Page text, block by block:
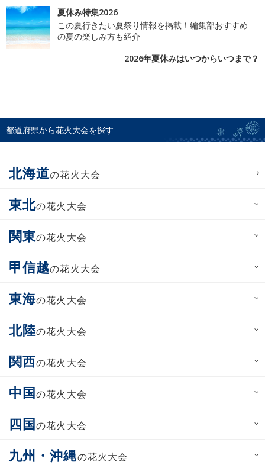
夏休み特集2026
この夏行きたい夏祭り情報を掲載！編集部おすすめ
の夏の楽しみ方も紹介
2026年夏休みはいつからいつまで？
都道府県から花火大会を探す
北海道の花火大会
東北の花火大会
関東の花火大会
甲信越の花火大会
東海の花火大会
北陸の花火大会
関西の花火大会
中国の花火大会
四国の花火大会
九州・沖縄の花火大会